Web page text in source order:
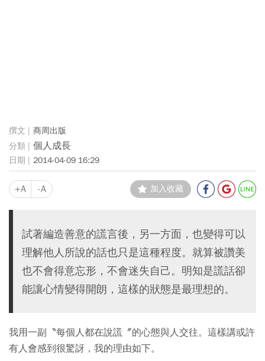
商周出版
個人成長
2014-04-09 16:29
+A -A 加入收藏
試著編造善意的謊言後，另一方面，也變得可以
理解他人所說的話也只是這種程度。就算被讚美
也不會得意忘形，不會迷失自己。明知是謊話卻
能讓心情變得開朗，這樣的狀態是最理想的。
我用一副〝每個人都在說謊〞的心態與人交往。這樣講或許
有人會感到很驚訝，我的理由如下。